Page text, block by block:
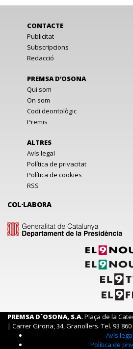
CONTACTE
Publicitat
Subscripcions
Redacció
PREMSA D’OSONA
Qui som
On som
Codi deontològic
Premis
ALTRES
Avís legal
Política de privacitat
Política de cookies
RSS
COL·LABORA
PREMSA D´OSONA, S.A.Plaça de la
| Carrer Girona, 34, Granollers. Tel. 93 860
Avís legal
Política de